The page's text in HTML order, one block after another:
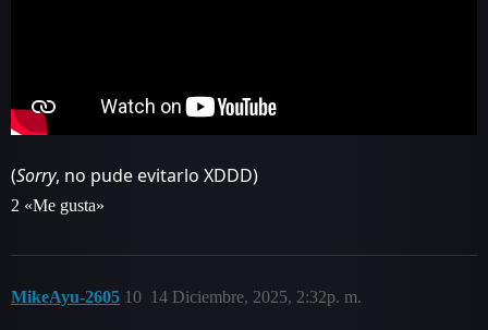
(Sorry, no pude evitarlo XDDD)
2 «Me gusta»
MikeAyu-2605 14 Diciembre, 2025, 2:32p. m.
10